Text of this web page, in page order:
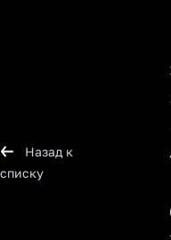
Назад к
списку